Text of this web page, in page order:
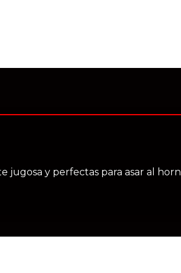
jugosa y perfectas para asar al